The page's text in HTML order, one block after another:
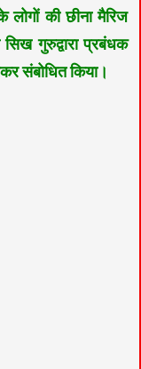
लोगों की छीना मैरिज
गुरुद्वारा प्रबंधक
संबोधित किया।